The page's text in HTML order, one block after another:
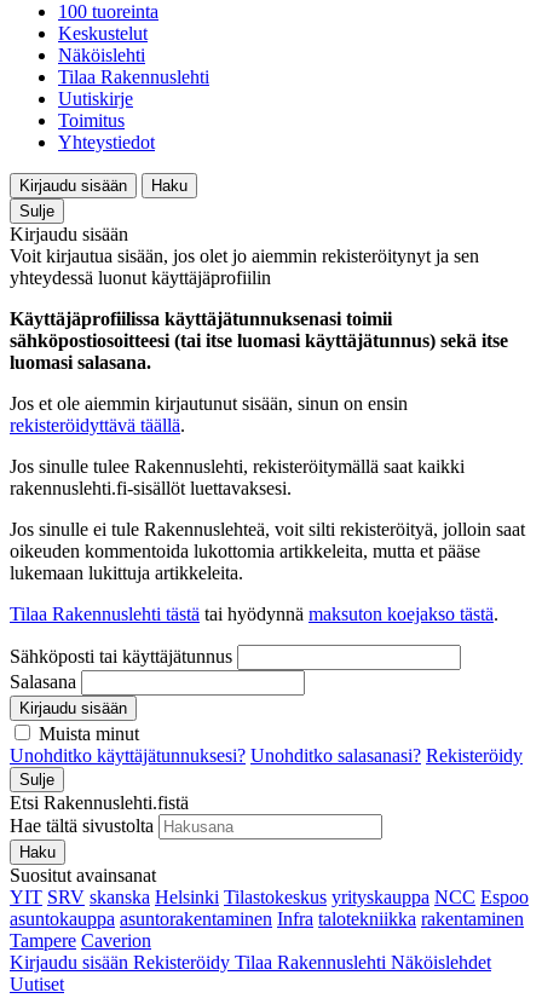
100 tuoreinta
Keskustelut
Näköislehti
Tilaa Rakennuslehti
Uutiskirje
Toimitus
Yhteystiedot
Kirjaudu sisään
Haku
Sulje
Kirjaudu sisään
Voit kirjautua sisään, jos olet jo aiemmin rekisteröitynyt ja sen
yhteydessä luonut käyttäjäprofiilin
Käyttäjäprofiilissa käyttäjätunnuksenasi toimii
sähköpostiosoitteesi (tai itse luomasi käyttäjätunnus) sekä itse
luomasi salasana.
Jos et ole aiemmin kirjautunut sisään, sinun on ensin
rekisteröidyttävä täällä.
Jos sinulle tulee Rakennuslehti, rekisteröitymällä saat kaikki
rakennuslehti.fi-sisällöt luettavaksesi.
Jos sinulle ei tule Rakennuslehteä, voit silti rekisteröityä, jolloin saat
oikeuden kommentoida lukottomia artikkeleita, mutta et pääse
lukemaan lukittuja artikkeleita.
Tilaa Rakennuslehti tästä tai hyödynnä maksuton koejakso tästä.
Sähköposti tai käyttäjätunnus
Salasana
Kirjaudu sisään
Muista minut
Unohditko käyttäjätunnuksesi? Unohditko salasanasi? Rekisteröidy
Sulje
Etsi Rakennuslehti.fistä
Hae tältä sivustolta
Haku
Suositut avainsanat
YIT SRV skanska Helsinki Tilastokeskus yrityskauppa NCC Espoo
asuntokauppa asuntorakentaminen Infra talotekniikka rakentaminen
Tampere Caverion
Kirjaudu sisään Rekisteröidy Tilaa Rakennuslehti Näköislehdet
Uutiset